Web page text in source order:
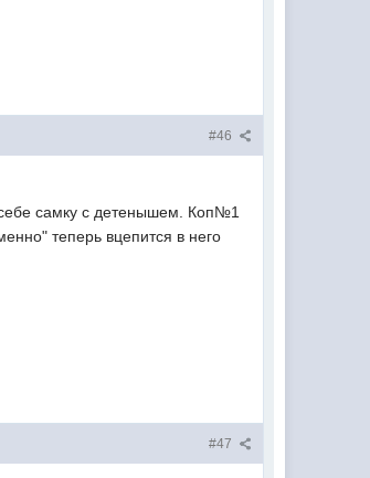
#46
самку с детенышем. Коп№1
теперь вцепится в него
#47